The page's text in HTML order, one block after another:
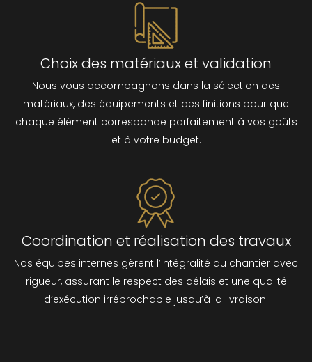
Choix des matériaux et validation
Nous vous accompagnons dans la sélection des
matériaux, des équipements et des finitions pour que
chaque élément corresponde parfaitement à vos goûts
et à votre budget.
Coordination et réalisation des travaux
Nos équipes internes gèrent l’intégralité du chantier avec
rigueur, assurant le respect des délais et une qualité
d’exécution irréprochable jusqu’à la livraison.